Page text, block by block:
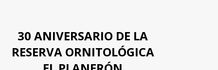
30 ANIVERSARIO DE LA
RESERVA ORNITOLÓGICA